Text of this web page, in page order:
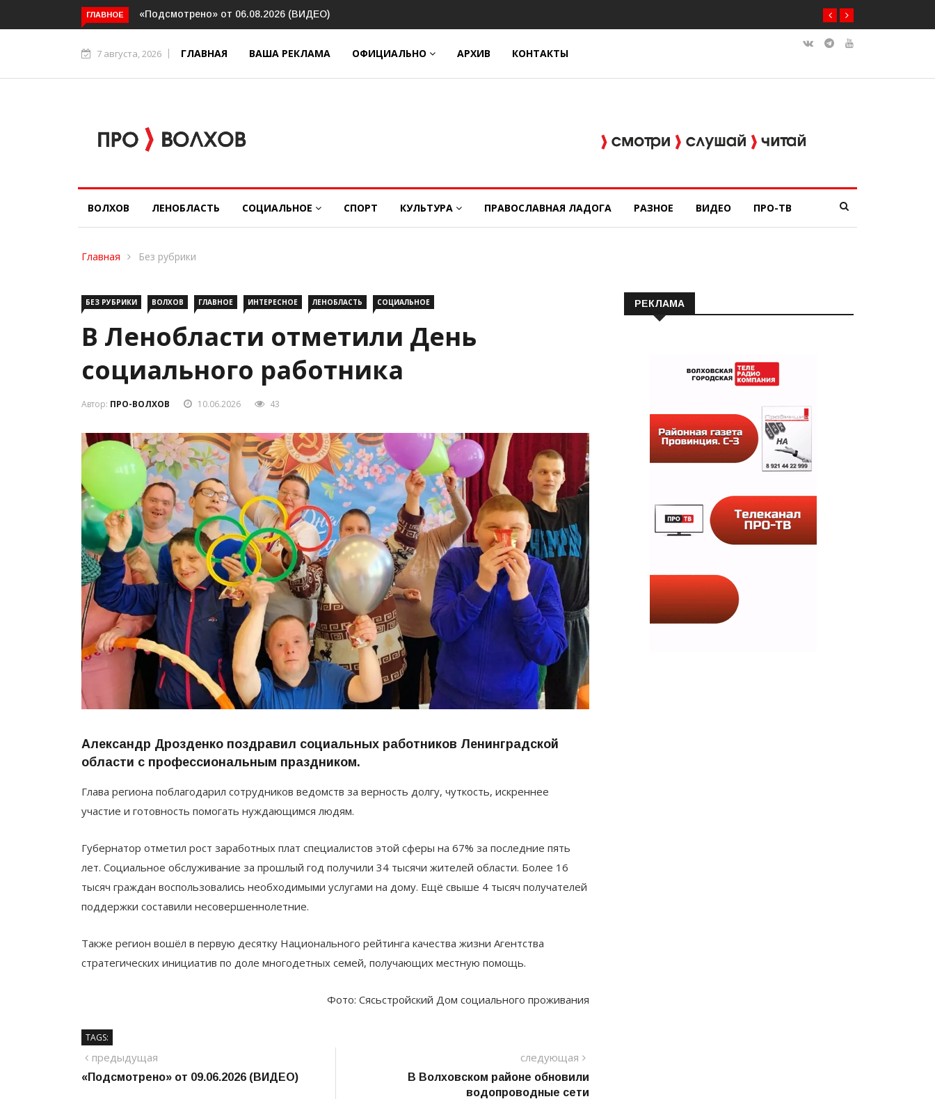
ГЛАВНОЕ
от 06.08.2026 (ВИДЕО) Прокуратура держит на контроле
организацию пассажирских перевозок
7 августа, 2026 ГЛАВНАЯ ВАША РЕКЛАМА ОФИЦИАЛЬНО АРХИВ КОНТАКТЫ
ВОЛХОВ ЛЕНОБЛАСТЬ СОЦИАЛЬНОЕ СПОРТ КУЛЬТУРА ПРАВОСЛАВНАЯ ЛАДОГА РАЗНОЕ ВИДЕО ПРО-ТВ
Главная Без рубрики
БЕЗ РУБРИКИ ВОЛХОВ ГЛАВНОЕ ИНТЕРЕСНОЕ ЛЕНОБЛАСТЬ СОЦИАЛЬНОЕ
В Ленобласти отметили День
социального работника
Автор: ПРО-ВОЛХОВ 10.06.2026 43
Александр Дрозденко поздравил социальных работников Ленинградской
области с профессиональным праздником.
Глава региона поблагодарил сотрудников ведомств за верность долгу, чуткость, искреннее
участие и готовность помогать нуждающимся людям.
Губернатор отметил рост заработных плат специалистов этой сферы на 67% за последние пять
лет. Социальное обслуживание за прошлый год получили 34 тысячи жителей области. Более 16
тысяч граждан воспользовались необходимыми услугами на дому. Ещё свыше 4 тысяч получателей
поддержки составили несовершеннолетние.
Также регион вошёл в первую десятку Национального рейтинга качества жизни Агентства
стратегических инициатив по доле многодетных семей, получающих местную помощь.
Фото: Сясьстройский Дом социального проживания
TAGS:
Навигация
по
предыдущая
«Подсмотрено» от 09.06.2026 (ВИДЕО)
следующая
В Волховском районе обновили
водопроводные сети
РЕКЛАМА